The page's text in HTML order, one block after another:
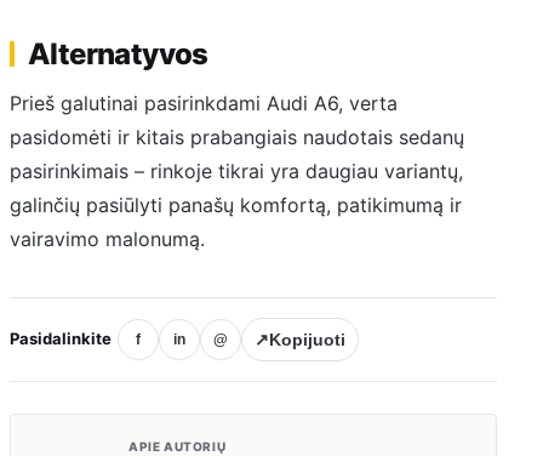
Alternatyvos
Prieš galutinai pasirinkdami Audi A6, verta
pasidomėti ir kitais prabangiais naudotais sedanų
pasirinkimais – rinkoje tikrai yra daugiau variantų,
galinčių pasiūlyti panašų komfortą, patikimumą ir
vairavimo malonumą.
Pasidalinkite f in @ ↗Kopijuoti
APIE AUTORIŲ